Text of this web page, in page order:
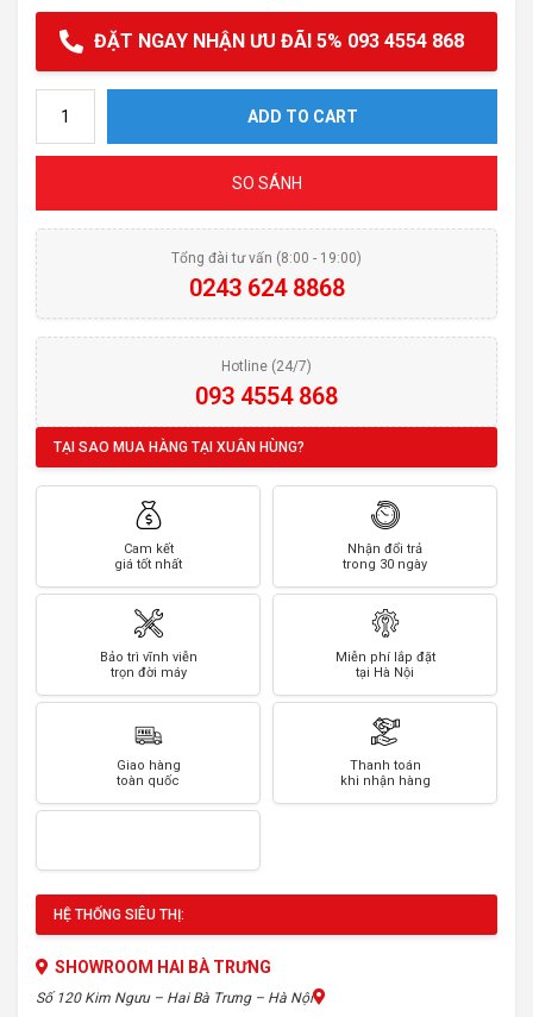
ĐẶT NGAY NHẬN ƯU ĐÃI 5% 093 4554 868
ADD TO CART
SO SÁNH
Tổng đài tư vấn (8:00 - 19:00)
0243 624 8868
Hotline (24/7)
093 4554 868
TẠI SAO MUA HÀNG TẠI XUÂN HÙNG?
Cam kết
giá tốt nhất
Nhận đổi trả
trong 30 ngày
Bảo trì vĩnh viễn
trọn đời máy
Miễn phí lắp đặt
tại Hà Nội
Giao hàng
toàn quốc
Thanh toán
khi nhận hàng
HỆ THỐNG SIÊU THỊ:
SHOWROOM HAI BÀ TRƯNG
Số 120 Kim Ngưu – Hai Bà Trưng – Hà Nội